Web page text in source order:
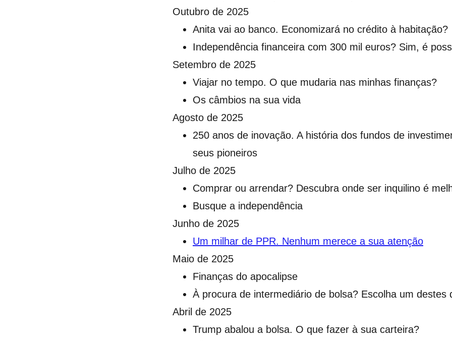
Outubro de 2025
Anita vai ao banco. Economizará no crédito à habitação?
Independência financeira com 300 mil euros? Sim, é
Setembro de 2025
Viajar no tempo. O que mudaria nas minhas finanças?
Os câmbios na sua vida
Agosto de 2025
250 anos de inovação. A história dos fundos de
seus pioneiros
Julho de 2025
Comprar ou arrendar? Descubra onde ser inquilino é
Busque a independência
Junho de 2025
Um milhar de PPR. Nenhum merece a sua atenção
Maio de 2025
Finanças do apocalipse
À procura de intermediário de bolsa? Escolha um destes
Abril de 2025
Trump abalou a bolsa. O que fazer à sua carteira?